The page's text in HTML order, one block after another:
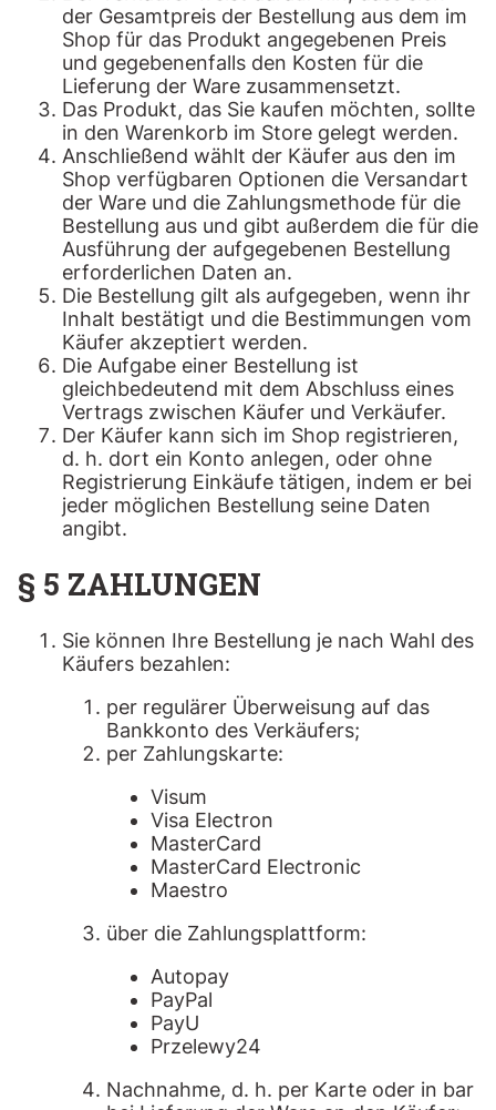
der Gesamtpreis der Bestellung aus dem im
Shop für das Produkt angegebenen Preis
und gegebenenfalls den Kosten für die
Lieferung der Ware zusammensetzt.
Das Produkt, das Sie kaufen möchten, sollte
in den Warenkorb im Store gelegt werden.
Anschließend wählt der Käufer aus den im
Shop verfügbaren Optionen die Versandart
der Ware und die Zahlungsmethode für die
Bestellung aus und gibt außerdem die für die
Ausführung der aufgegebenen Bestellung
erforderlichen Daten an.
Die Bestellung gilt als aufgegeben, wenn ihr
Inhalt bestätigt und die Bestimmungen vom
Käufer akzeptiert werden.
Die Aufgabe einer Bestellung ist
gleichbedeutend mit dem Abschluss eines
Vertrags zwischen Käufer und Verkäufer.
Der Käufer kann sich im Shop registrieren,
d. h. dort ein Konto anlegen, oder ohne
Registrierung Einkäufe tätigen, indem er bei
jeder möglichen Bestellung seine Daten
angibt.
§ 5 ZAHLUNGEN
Sie können Ihre Bestellung je nach Wahl des
Käufers bezahlen:
per regulärer Überweisung auf das
Bankkonto des Verkäufers;
per Zahlungskarte:
Visum
Visa Electron
MasterCard
MasterCard Electronic
Maestro
über die Zahlungsplattform:
Autopay
PayPal
PayU
Przelewy24
Nachnahme, d. h. per Karte oder in bar